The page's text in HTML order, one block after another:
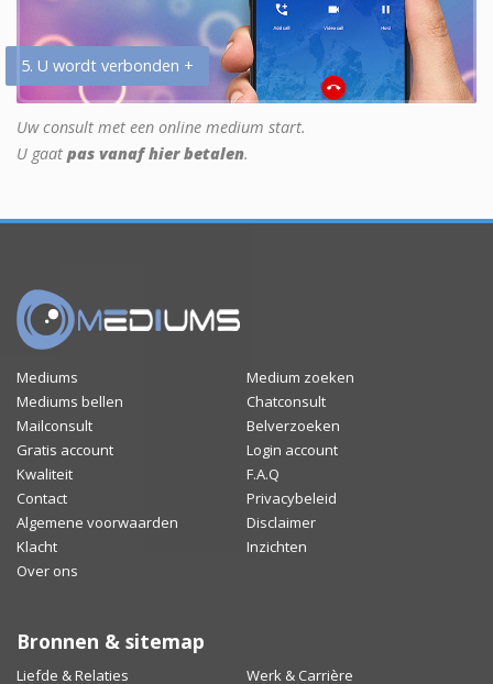
5. U wordt verbonden +
Uw consult met een online medium start.
U gaat pas vanaf hier betalen.
Mediums
Medium zoeken
Mediums bellen
Chatconsult
Mailconsult
Belverzoeken
Gratis account
Login account
Kwaliteit
F.A.Q
Contact
Privacybeleid
Algemene voorwaarden
Disclaimer
Klacht
Inzichten
Over ons
Bronnen & sitemap
Liefde & Relaties Werk & Carrière